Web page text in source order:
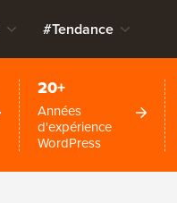
#Tendance
20+
Années
d'expérience
WordPress